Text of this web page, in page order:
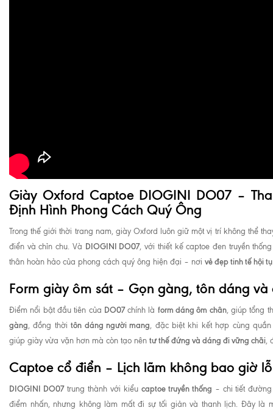
Giày Oxford Captoe DIOGINI DO07 –
Định Hình Phong Cách Quý Ông
Trong thế giới thời trang nam, giày Oxford luôn giữ một vị trí không thể
điển và chỉn chu. Và DIOGINI DO07, với thiết kế captoe đen truyền
thân hoàn hảo của phong cách quý ông hiện đại – nơi vẻ đẹp tinh tế hội
Form giày ôm sát – Gọn gàng, tôn dáng
Điểm nổi bật đầu tiên của DO07chính là form dáng ôm chân, giúp tổng
gàng, đồng thờitôn dáng người mang, đặc biệt khi kết hợp cùng
giúp giày vừa vặn hơn mà còn tạo nên tư thế đứng và dáng đi vững chãi,
Captoe cổ điển – Lịch lãm không bao giờ
DIOGINI DO07trung thành với kiểu captoe truyền thống – chi tiết
điểm nhấn, nhưng không làm mất đi sự tối giản và thanh lịch. Đây là